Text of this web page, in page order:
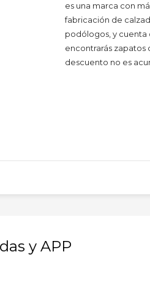
es una marca con
fabricación de
podólogos, y cuenta
encontrarás zapatos
descuento no es
y APP